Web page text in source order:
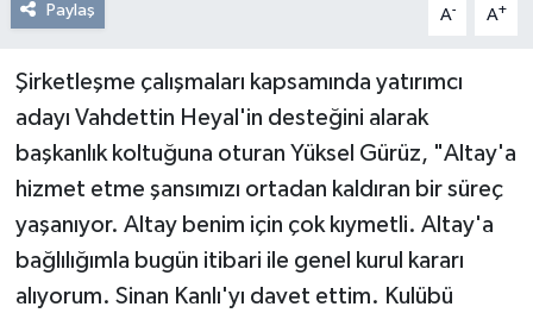
Paylaş A- A+
Şirketleşme çalışmaları kapsamında yatırımcı
adayı Vahdettin Heyal'in desteğini alarak
başkanlık koltuğuna oturan Yüksel Gürüz, "Altay'a
hizmet etme şansımızı ortadan kaldıran bir süreç
yaşanıyor. Altay benim için çok kıymetli. Altay'a
bağlılığımla bugün itibari ile genel kurul kararı
alıyorum. Sinan Kanlı'yı davet ettim. Kulübü